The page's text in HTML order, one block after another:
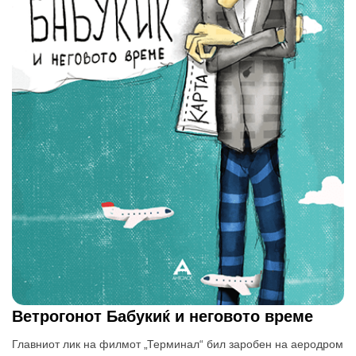
Ветрогонот Бабукиќ и неговото време
Главниот лик на филмот „Терминал“ бил заробен на аеродром